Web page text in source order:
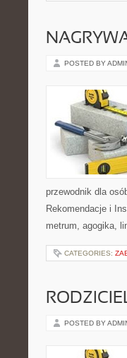
POSTED BY
przewodnik dla
Rekomendacje i
metrum, agogika,
CATEGORIES:
POSTED BY